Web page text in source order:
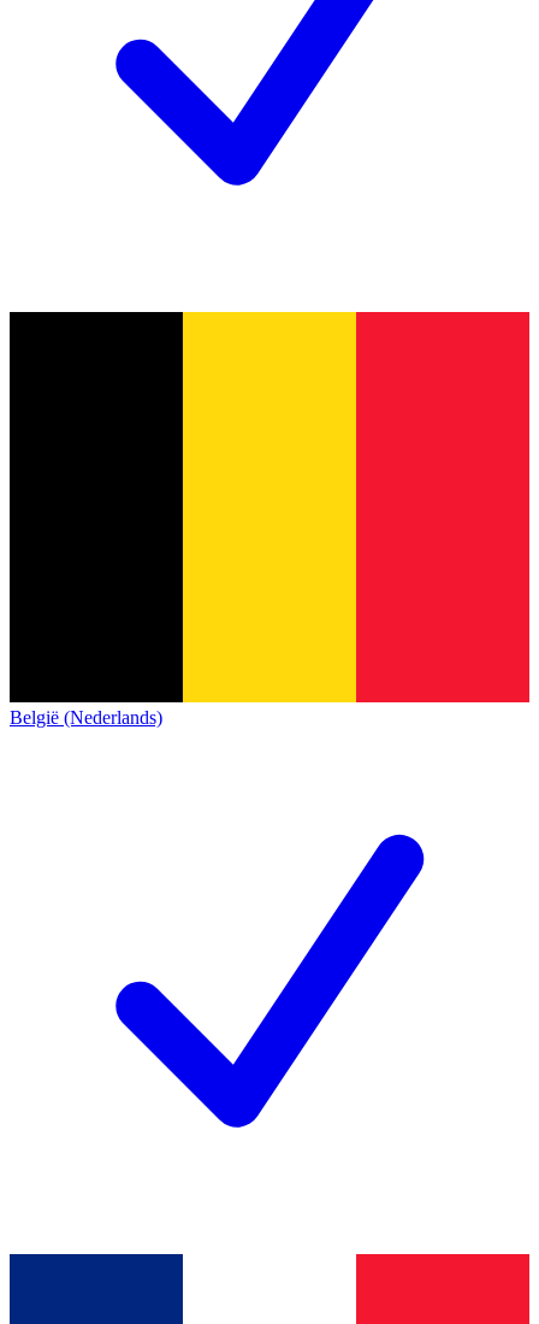
België (Nederlands)